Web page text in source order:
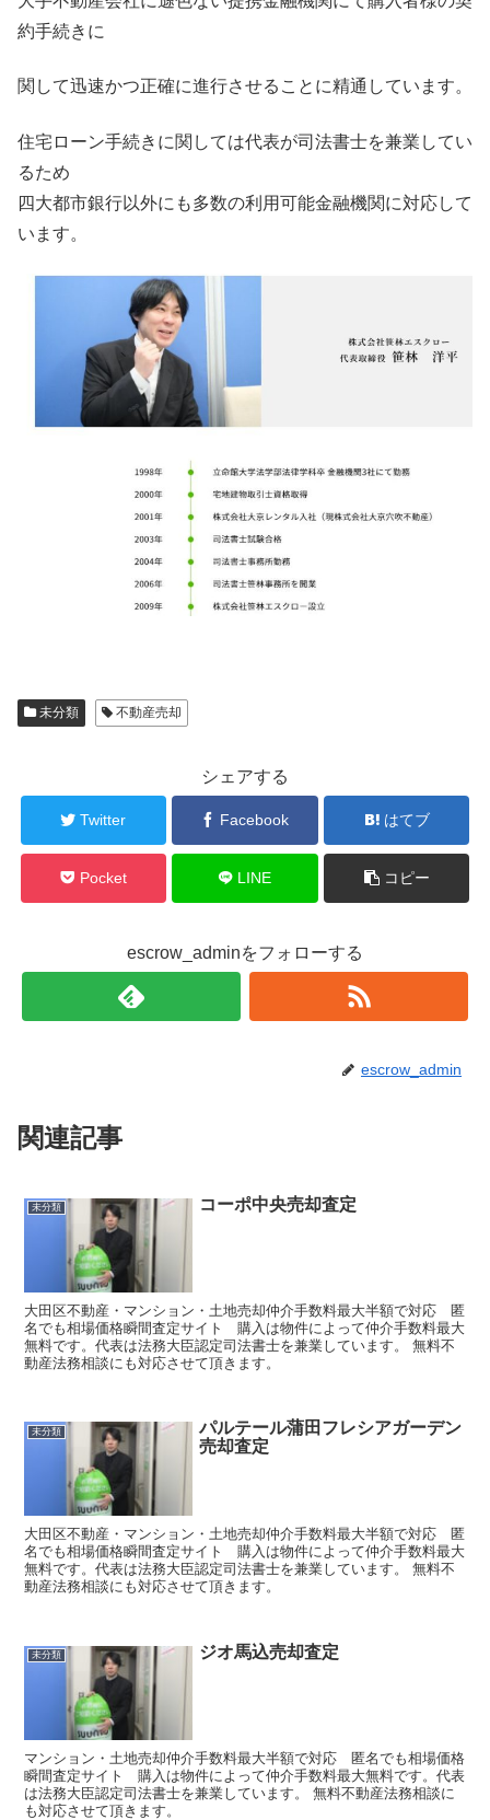
約手続きに
関して迅速かつ正確に進行させることに精通しています。
住宅ローン手続きに関しては代表が司法書士を兼業してい
るため
四大都市銀行以外にも多数の利用可能金融機関に対応して
います。
未分類 不動産売却
シェアする
Twitter Facebook はてブ
Pocket LINE コピー
escrow_adminをフォローする
escrow_admin
関連記事
未分類 コーポ中央売却査定
大田区不動産・マンション・土地売却仲介手数料最大半額で対応 匿
名でも相場価格瞬間査定サイト 購入は物件によって仲介手数料最大
無料です。代表は法務大臣認定司法書士を兼業しています。 無料不
動産法務相談にも対応させて頂きます。
未分類
パルテール蒲田フレシアガーデン
売却査定
大田区不動産・マンション・土地売却仲介手数料最大半額で対応 匿
名でも相場価格瞬間査定サイト 購入は物件によって仲介手数料最大
無料です。代表は法務大臣認定司法書士を兼業しています。 無料不
動産法務相談にも対応させて頂きます。
未分類 ジオ馬込売却査定
マンション・土地売却仲介手数料最大半額で対応 匿名でも相場価格
瞬間査定サイト 購入は物件によって仲介手数料最大無料です。代表
は法務大臣認定司法書士を兼業しています。 無料不動産法務相談に
も対応させて頂きます。